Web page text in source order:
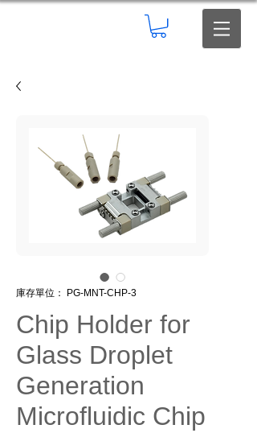
庫存單位： PG-MNT-CHP-3
Chip Holder for
Glass Droplet
Generation
Microfluidic Chip